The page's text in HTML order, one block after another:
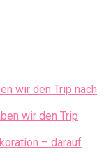
wir den Trip nach
wir den Trip
– darauf